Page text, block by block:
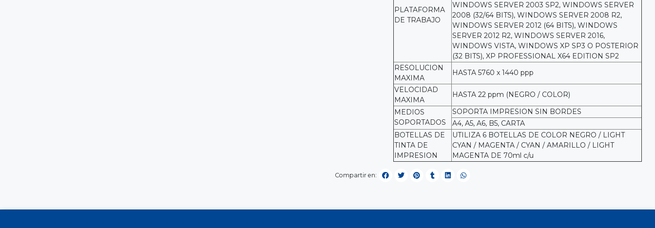
PLATAFORMA
DE TRABAJO
WINDOWS SERVER 2003 SP2, WINDOWS SERVER
2008 (32/64 BITS), WINDOWS SERVER 2008 R2,
WINDOWS SERVER 2012 (64 BITS), WINDOWS
SERVER 2012 R2, WINDOWS SERVER 2016,
WINDOWS VISTA, WINDOWS XP SP3 O POSTERIOR
(32 BITS), XP PROFESSIONAL X64 EDITION SP2
RESOLUCION
MAXIMA
HASTA 5760 x 1440 ppp
VELOCIDAD
MAXIMA
HASTA 22 ppm (NEGRO / COLOR)
MEDIOS
SOPORTADOS
SOPORTA IMPRESION SIN BORDES
A4, A5, A6, B5, CARTA
BOTELLAS DE
TINTA DE
IMPRESION
UTILIZA 6 BOTELLAS DE COLOR NEGRO / LIGHT
CYAN / MAGENTA / CYAN / AMARILLO / LIGHT
MAGENTA DE 70ml c/u
Compartir en: